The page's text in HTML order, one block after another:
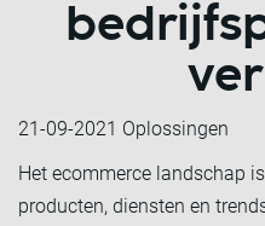
21-09-2021 Oplossingen
Het ecommerce landschap
producten, diensten en